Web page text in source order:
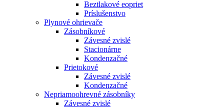
Beztlakové eopriet
Príslušenstvo
Plynové ohrievače
Zásobníkové
Závesné zvislé
Stacionárne
Kondenzačné
Prietokové
Závesné zvislé
Kondenzačné
Nepriamoohrevné zásobníky
Závesné zvislé